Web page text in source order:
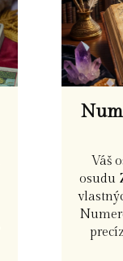
Váš
osudu